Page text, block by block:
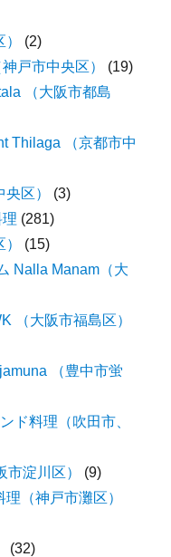
(2)
戸市中央区）
(19)
（大阪市都島
Thilaga （京都市中
区）
(3)
(281)
(15)
Nalla Manam（大
（大阪市福島区）
（豊中市蛍
ド料理（吹田市、
淀川区）
(9)
（神戸市灘区）
(32)